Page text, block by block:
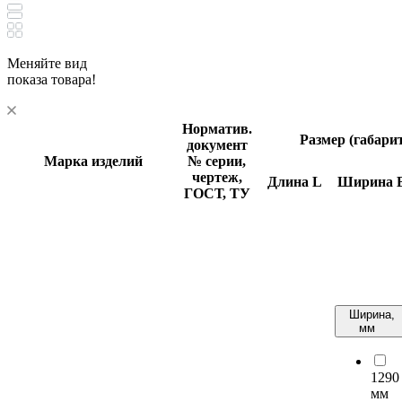
Меняйте вид
показа товара!
Марка изделий
Норматив.
документ
№ серии,
чертеж,
ГОСТ, ТУ
Размер
Длина L Ширина
Ширина,
мм
1290
мм